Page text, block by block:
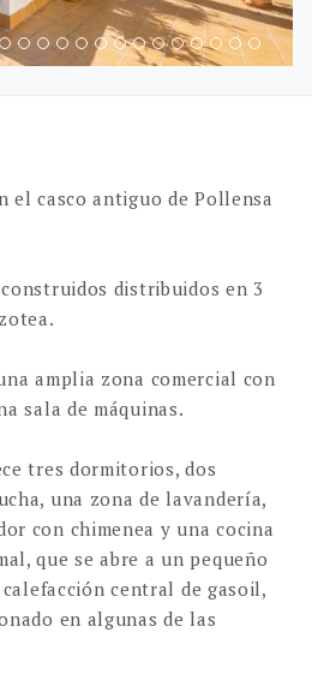
el casco antiguo de Pollensa
distribuidos en 3
amplia zona comercial con
sala de máquinas.
tres dormitorios, dos
una zona de lavandería,
con chimenea y una cocina
que se abre a un pequeño
central de gasoil,
en algunas de las